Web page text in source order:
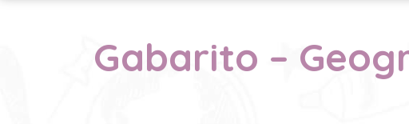
Gabarito –